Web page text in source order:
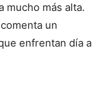
mucho más alta.
un
enfrentan día a